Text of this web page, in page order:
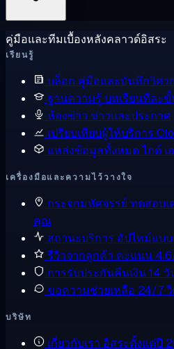
คู่มือและทีมเบื้องหลังคลาวด์อิสระ
เรียนรู้
บล็อก คู่มือและบันทึกวิศว
ฐานความรู้ บทเรียนทีละ
ห้องข่าว ข่าวและประกาศ
เปรียบเทียบผู้ให้บริการ
แหล่งข้อมูลทั้งหมดไกด์ เ
เครื่องมือและความไว้วางใจ
กระจกมหัศจรรย์ ทดสอบเ
คุณ
สถานะบริการ อัปไทม์แบบ
รีวิวจากลูกค้า คะแนน
การรับประกันคืนเงิน14
ขอความช่วยเหลือ 24/7
บริษัท
เกี่ยวกับเรา อิสระตั้งแต่ปี